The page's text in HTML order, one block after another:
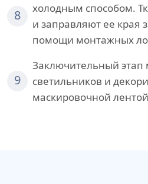
8
холодным способом.
и заправляют ее края
помощи монтажных
9
Заключительный
светильников и
маскировочной